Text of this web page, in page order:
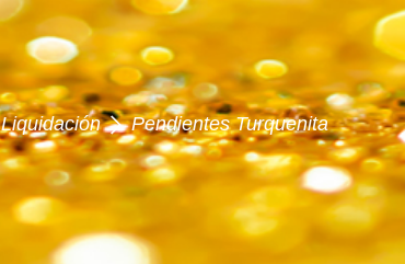
Liquidación Pendientes Turquenita